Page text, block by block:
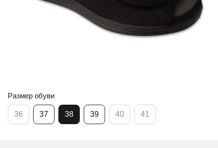
Размер обуви
36 37 38 39 40 41